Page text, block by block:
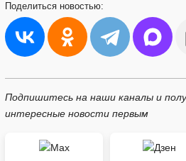
Поделиться новостью:
Подпишитесь на наши каналы и
интересные новости первым